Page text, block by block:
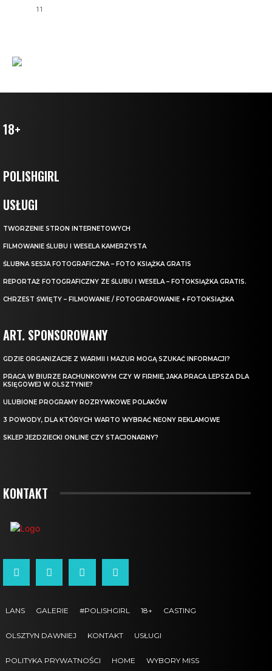
11
18+
POLISHGIRL
USŁUGI
TWORZENIE STRON INTERNETOWYCH
FILMOWANIE ŚLUBU I WESELA KAMERZYSTA
ŚLUBNA SESJA FOTOGRAFICZNA – FOTO KSIĄŻKA GRATIS
REPORTAŻ FOTOGRAFICZNY ZE ŚLUBU I WESELA – FOTOKSIĄŻKA GRATIS.
CHRZEST ŚWIĘTY – FILMOWANIE / FOTOGRAFOWANIE + FOTOKSIĄŻKA
ART. SPONSOROWANY
GDZIE ORGANIZACJE Z WARMII I MAZUR MOGĄ SZUKAĆ INFORMACJI?
PRACA W BIURZE RACHUNKOWYM CZY W FIRMIE, JAKA PRACA LEPSZA DLA
KSIĘGOWEJ W OLSZTYNIE?
ULUBIONE PROGRAMY ROZRYWKOWE POLAKÓW
3 POWODY, DLA KTÓRYCH WARTO WYBRAĆ NEONY REKLAMOWE
SKLEP JEŹDZIECKI ONLINE CZY STACJONARNY?
KONTAKT
LANS GALERIE #POLISHGIRL 18+ CASTING
OLSZTYN DAWNIEJ KONTAKT USŁUGI
POLITYKA PRYWATNOŚCI HOME WYBORY MISS